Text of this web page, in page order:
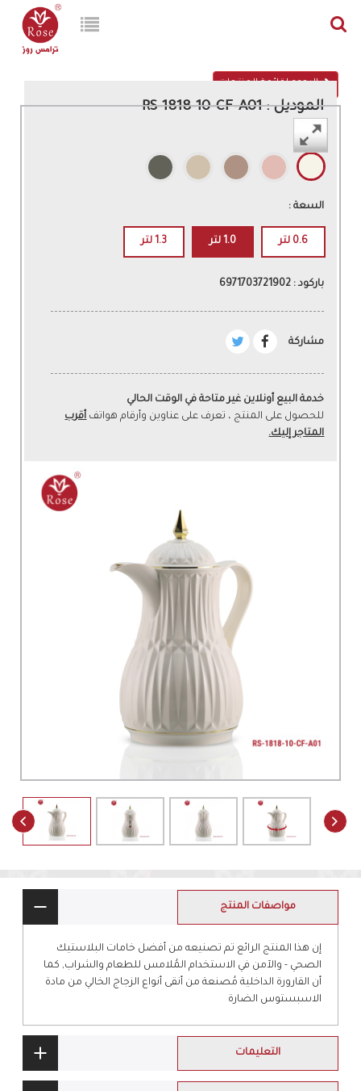
الرجوع لقائمة المنتجات
الموديل : RS-1818-10-CF-A01
اللون :
السعة :
0.6 لتر 1.0 لتر 1.3 لتر
باركود : 6971703721902
مشاركة
خدمة البيع أونلاين غير متاحة في الوقت الحالي
للحصول على المنتج ، تعرف على عناوين وأرقام هواتفأقرب
المتاجر إليك.
مواصفات المنتج
إن هذا المنتج الرائع تم تصنيعه من أفضل خامات البلاستيك
الصحي - والآمن في الاستخدام المُلامس للطعام والشراب, كما
أن القارورة الداخلية مُصنعة من أنقى أنواع الزجاج الخالي من مادة
الاسبستوس الضارة
التعليمات